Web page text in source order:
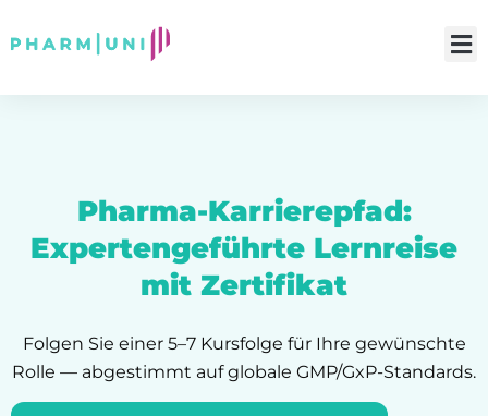
Pharma-Karrierepfad:
Expertengeführte Lernreise
mit Zertifikat
Folgen Sie einer 5–7 Kursfolge für Ihre gewünschte
Rolle — abgestimmt auf globale GMP/GxP-Standards.